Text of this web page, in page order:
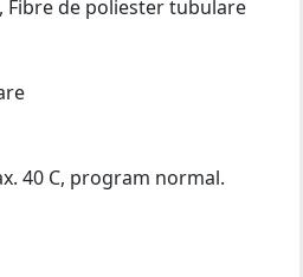
Fibre de poliester tubulare
40 C, program normal.